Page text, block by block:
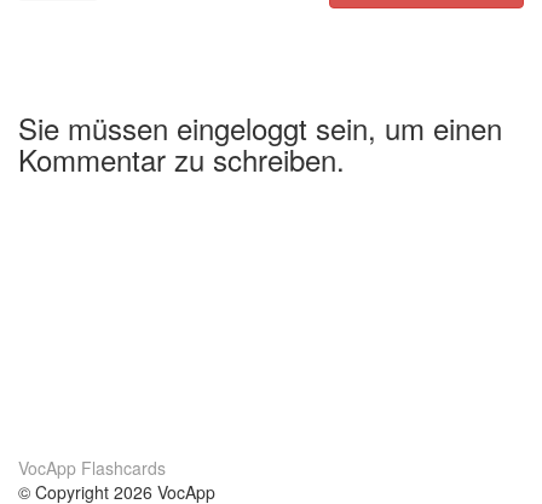
Sie müssen eingeloggt sein, um einen
Kommentar zu schreiben.
VocApp Flashcards
© Copyright 2026 VocApp